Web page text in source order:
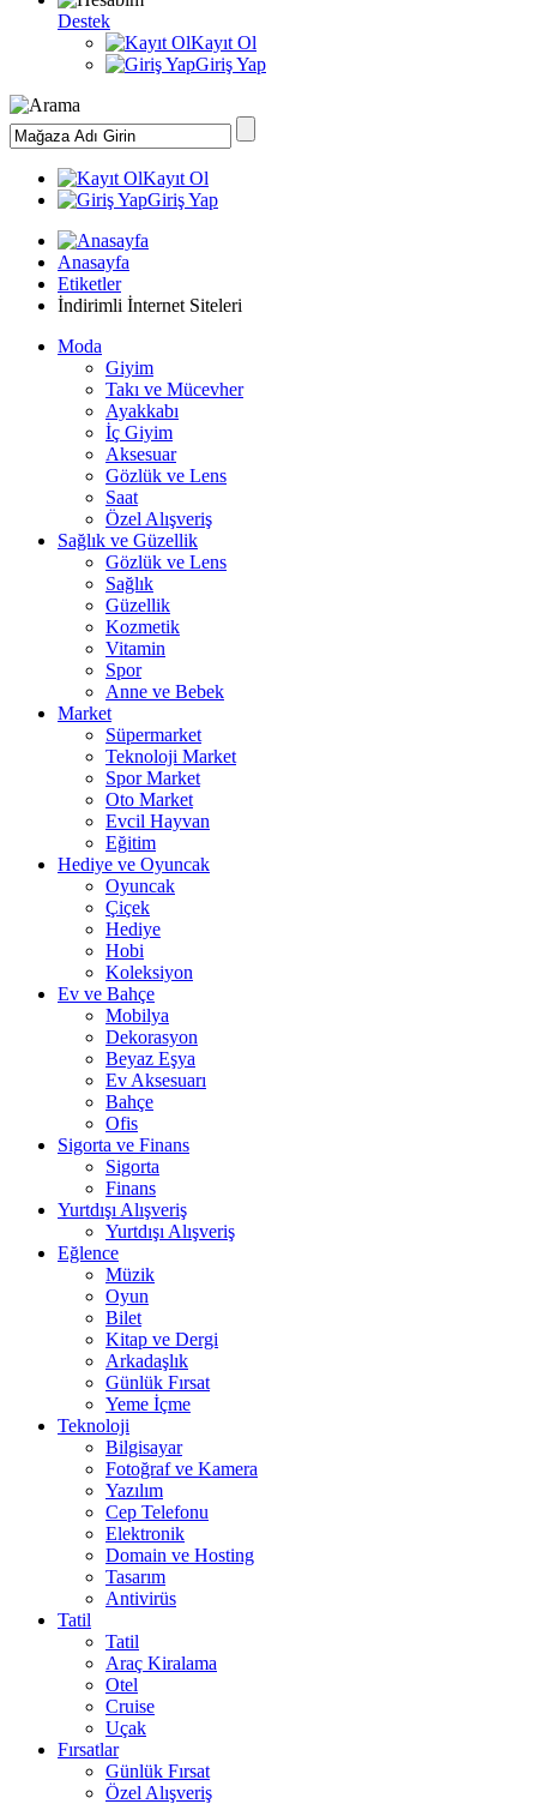
Destek
Kayıt Ol
Giriş Yap
Kayıt Ol
Giriş Yap
Anasayfa
Etiketler
İndirimli İnternet Siteleri
Moda
Giyim
Takı ve Mücevher
Ayakkabı
İç Giyim
Aksesuar
Gözlük ve Lens
Saat
Özel Alışveriş
Sağlık ve Güzellik
Gözlük ve Lens
Sağlık
Güzellik
Kozmetik
Vitamin
Spor
Anne ve Bebek
Market
Süpermarket
Teknoloji Market
Spor Market
Oto Market
Evcil Hayvan
Eğitim
Hediye ve Oyuncak
Oyuncak
Çiçek
Hediye
Hobi
Koleksiyon
Ev ve Bahçe
Mobilya
Dekorasyon
Beyaz Eşya
Ev Aksesuarı
Bahçe
Ofis
Sigorta ve Finans
Sigorta
Finans
Yurtdışı Alışveriş
Yurtdışı Alışveriş
Eğlence
Müzik
Oyun
Bilet
Kitap ve Dergi
Arkadaşlık
Günlük Fırsat
Yeme İçme
Teknoloji
Bilgisayar
Fotoğraf ve Kamera
Yazılım
Cep Telefonu
Elektronik
Domain ve Hosting
Tasarım
Antivirüs
Tatil
Tatil
Araç Kiralama
Otel
Cruise
Uçak
Fırsatlar
Günlük Fırsat
Özel Alışveriş